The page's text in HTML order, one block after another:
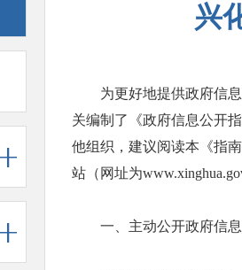
兴
为更好地提供政府信
关编制了《政府信息公开
他组织，建议阅读本《指
站（网址为
一、主动公开政府信